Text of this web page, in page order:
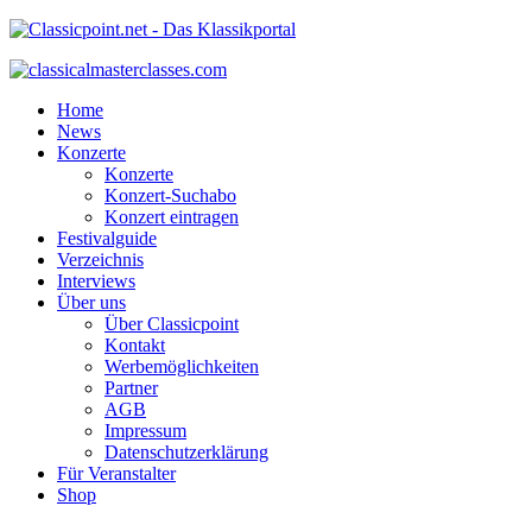
Home
News
Konzerte
Konzerte
Konzert-Suchabo
Konzert eintragen
Festivalguide
Verzeichnis
Interviews
Über uns
Über Classicpoint
Kontakt
Werbemöglichkeiten
Partner
AGB
Impressum
Datenschutzerklärung
Für Veranstalter
Shop